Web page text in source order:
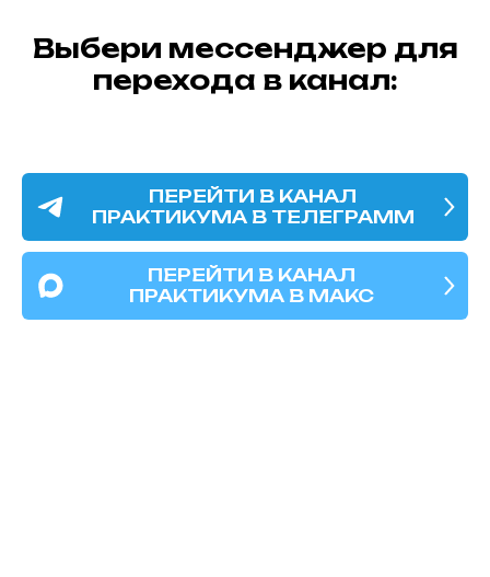
Выбери мессенджер для
перехода в канал:
ПЕРЕЙТИ В КАНАЛ
ПРАКТИКУМА В ТЕЛЕГРАММ
ПЕРЕЙТИ В КАНАЛ
ПРАКТИКУМА В МАКС